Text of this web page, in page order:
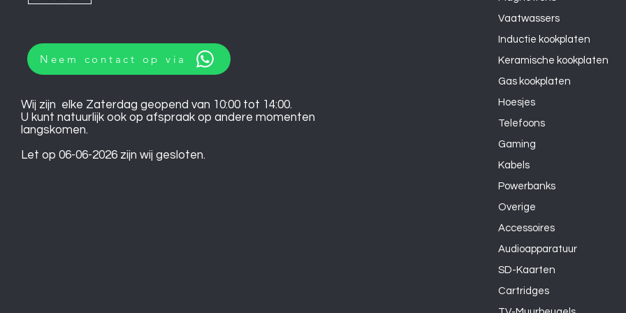
Neem contact op via
Wij zijn elke Zaterdag geopend van 10:00 tot 14:00.
U kunt natuurlijk ook op afspraak op andere momenten
langskomen.
Let op 06-06-2026 zijn wij gesloten.
Vaatwassers
Inductie kookplaten
Keramische kookplaten
Gas kookplaten
Hoesjes
Telefoons
Gaming
Kabels
Powerbanks
Overige
Accessoires
Audioapparatuur
SD-Kaarten
Cartridges